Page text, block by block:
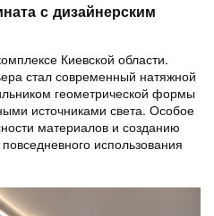
с дизайнерским
Киевской области.
стал современный натяжной
геометрической формы
источниками света. Особое
материалов и созданию
использования